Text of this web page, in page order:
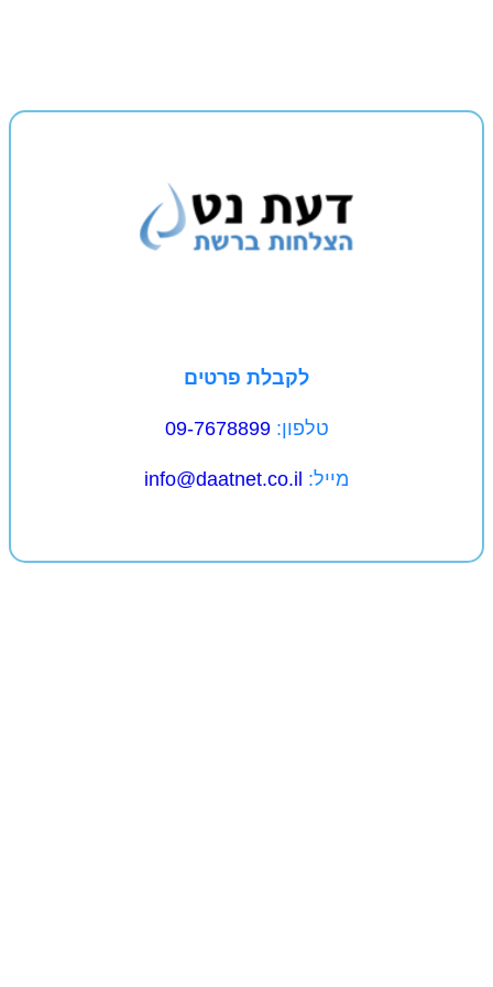
לקבלת פרטים
טלפון:09-7678899
מייל: info@daatnet.co.il